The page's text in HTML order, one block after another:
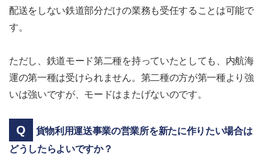
配送をしない鉄道部分だけの業務も受任することは可能で
す。
ただし、鉄道モード第二種を持っていたとしても、内航海
運の第一種は受けられません。第二種の方が第一種より強
いは強いですが、モードはまたげないのです。
貨物利用運送事業の営業所を新たに作りたい場合は
どうしたらよいですか？